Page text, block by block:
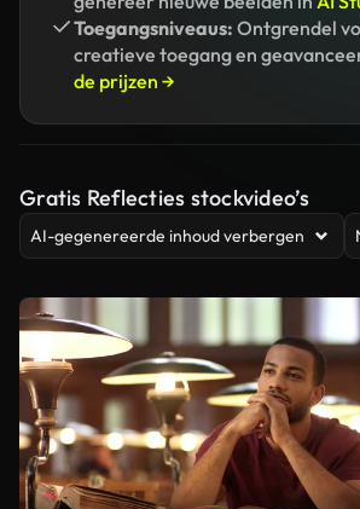
Toegangsniveaus: Ontgrendel
creatieve toegang en
de prijzen →
Gratis Reflecties stockvideo’s
AI-gegenereerde inhoud verbergen